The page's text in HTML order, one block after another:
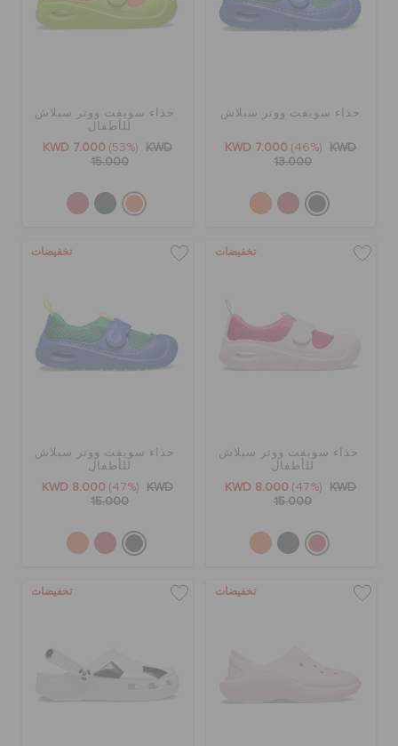
حذاء سويفت ووتر سبلاش
KWD 7.000 (46%)
KWD
13.000
حذاء سويفت ووتر سبلاش
للأطفال
KWD 7.000 (53%)
KWD
15.000
تخفيضات
حذاء سويفت ووتر سبلاش
للأطفال
KWD 8.000 (47%)
KWD
15.000
تخفيضات
حذاء سويفت ووتر سبلاش
للأطفال
KWD 8.000 (47%)
KWD
15.000
تخفيضات تخفيضات